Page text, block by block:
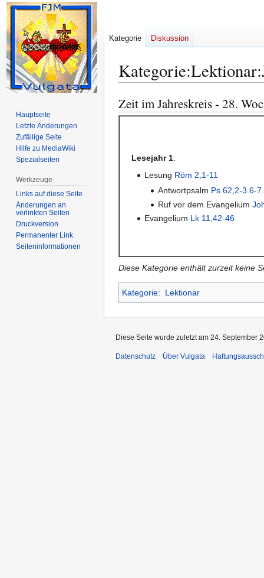
Kategorie:
Zur
Navigation
Zur
Suche
Zeit im Jahreskreis - 28.
Lesejahr 1:
Lesung Röm 2,1-11
Antwortpsalm Ps 62,2-3.6-
Ruf vor dem Evangelium
Evangelium Lk 11,42-46
Diese Kategorie enthält zurzeit keine
Kategorie: Lektionar
Kategorie Diskussion
Hauptseite
Letzte Änderungen
Zufällige Seite
Hilfe zu MediaWiki
Spezialseiten
Werkzeuge
Links auf diese Seite
Änderungen an
verlinkten Seiten
Druckversion
Permanenter Link
Seiten­­informationen
Diese Seite wurde zuletzt am 24. September
Datenschutz Über Vulgata